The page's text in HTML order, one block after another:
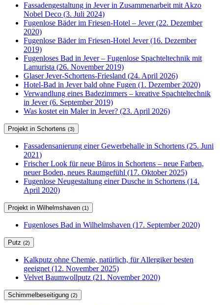
Fassadengestaltung in Jever in Zusammenarbeit mit Akzo
Nobel Deco (3. Juli 2024)
Fugenlose Bäder im Friesen-Hotel – Jever (22. Dezember
2020)
Fugenlose Bäder im Friesen-Hotel Jever (16. Dezember
2019)
Fugenloses Bad in Jever – Fugenlose Spachteltechnik mit
Lamurista (26. November 2019)
Glaser Jever-Schortens-Friesland (24. April 2026)
Hotel-Bad in Jever bald ohne Fugen (1. Dezember 2020)
Verwandlung eines Badezimmers – kreative Spachteltechnik
in Jever (6. September 2019)
Was kostet ein Maler in Jever? (23. April 2026)
Projekt in Schortens (3)
Fassadensanierung einer Gewerbehalle in Schortens (25. Juni
2021)
Frischer Look für neue Büros in Schortens – neue Farben,
neuer Boden, neues Raumgefühl (17. Oktober 2025)
Fugenlose Neugestaltung einer Dusche in Schortens (14.
April 2020)
Projekt in Wilhelmshaven (1)
Fugenloses Bad in Wilhelmshaven (17. September 2020)
Putz (2)
Kalkputz ohne Chemie, natürlich, für Allergiker besten
geeignet (12. November 2025)
Velvet Baumwollputz (21. November 2020)
Schimmelbeseitigung (2)